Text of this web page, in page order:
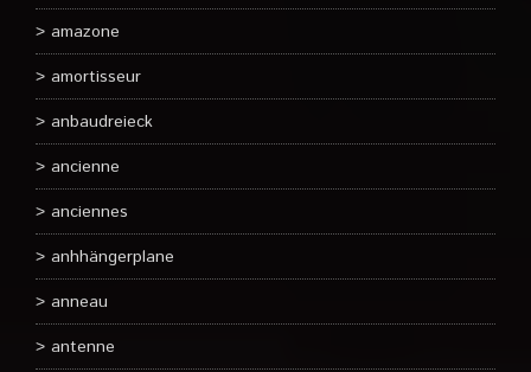
amazone
amortisseur
anbaudreieck
ancienne
anciennes
anhhängerplane
anneau
antenne